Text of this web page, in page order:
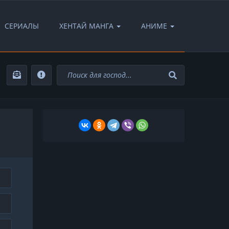
СЕРИАЛЫ ХЕНТАЙ МАНГА АНИМЕ